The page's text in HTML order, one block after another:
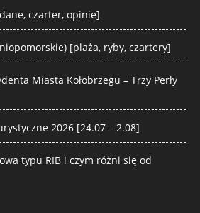
czarter, opinie]
[plaża, ryby, czartery]
Miasta Kołobrzegu – Trzy Perły
2026 [24.07 – 2.08]
typu RIB i czym różni się od